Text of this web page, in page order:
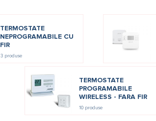
TERMOSTATE
NEPROGRAMABILE CU
FIR
3 produse
TERMOSTATE
PROGRAMABILE
WIRELESS - FARA FIR
10 produse